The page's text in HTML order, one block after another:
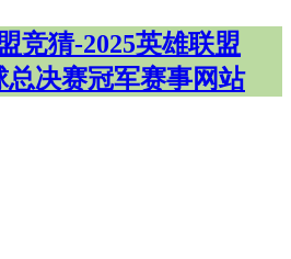
竞猜-2025英雄联盟
总决赛冠军赛事网站